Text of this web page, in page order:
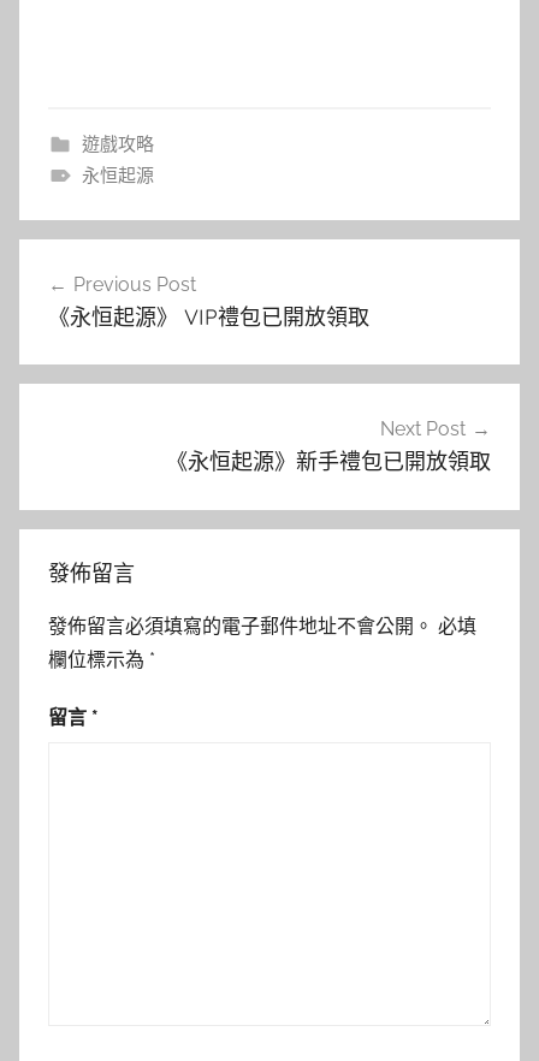
遊戲攻略
永恒起源
覽
Previous Post
《永恒起源》 VIP禮包已開放領取
Next Post
《永恒起源》新手禮包已開放領取
發佈留言
發佈留言必須填寫的電子郵件地址不會公開。 必填
欄位標示為 *
留言 *